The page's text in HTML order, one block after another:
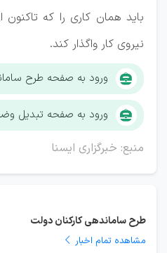
باید همان کاری را که تاکنون
نیروی کار واگذار کند.
ورود به صفحه طرح
ورود به صفحه تبدیل
منبع: خبرگزاری ایسنا
طرح ساماندهی کارکنان دولت
مشاهده تمام اخبار